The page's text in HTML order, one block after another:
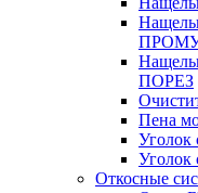
ПОРЕЗ
Пена
Откосные